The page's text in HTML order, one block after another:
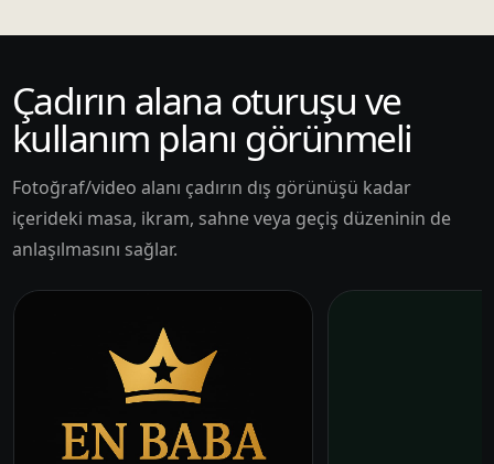
Çadırın alana oturuşu ve
kullanım planı görünmeli
Fotoğraf/video alanı çadırın dış görünüşü kadar
içerideki masa, ikram, sahne veya geçiş düzeninin de
anlaşılmasını sağlar.